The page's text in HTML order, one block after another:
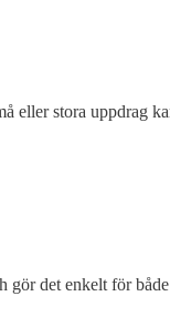
stora uppdrag
det enkelt för